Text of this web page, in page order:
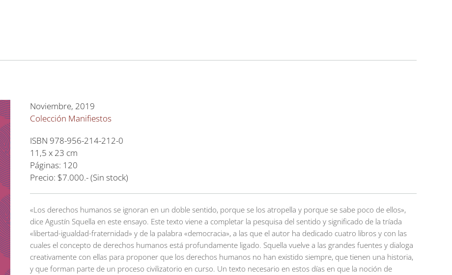
Noviembre, 2019
Colección Manifiestos
ISBN 978-956-214-212-0
11,5 x 23 cm
Páginas: 120
Precio: $7.000.- (Sin stock)
«Los derechos humanos se ignoran en un doble sentido, porque se los atropella y porque se sabe poco de ellos»,
dice Agustín Squella en este ensayo. Este texto viene a completar la pesquisa del sentido y significado de la tríada
«libertad-igualdad-fraternidad» y de la palabra «democracia», a las que el autor ha dedicado cuatro libros y con las
cuales el concepto de derechos humanos está profundamente ligado. Squella vuelve a las grandes fuentes y dialoga
creativamente con ellas para proponer que los derechos humanos no han existido siempre, que tienen una historia,
y que forman parte de un proceso civilizatorio en curso. Un texto necesario en estos días en que la noción de